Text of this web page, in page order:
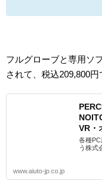
フルグローブと専用ソ
されて、税込209,800
VR・
各種
う株式
www.aiuto-jp.co.jp